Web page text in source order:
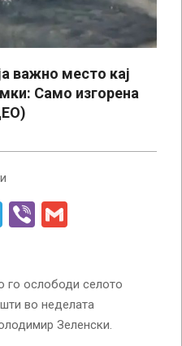
важно место кај
Само изгорена
Telegram
Viber
го ослободи селото
во неделата
Зеленски.